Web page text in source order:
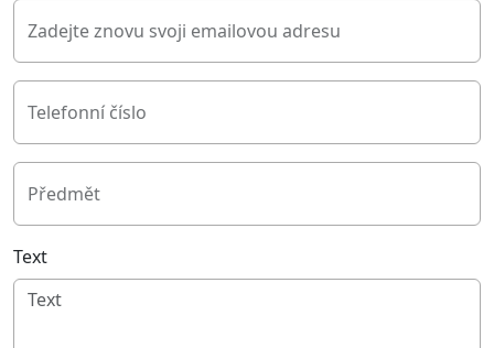
Zadejte znovu svoji emailovou adresu
Telefonní číslo
Předmět
Text